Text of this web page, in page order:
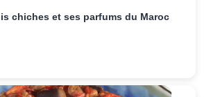
chiches et ses parfums du Maroc